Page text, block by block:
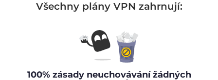
Všechny plány VPN zahrnují:
100% zásady neuchovávání žádných